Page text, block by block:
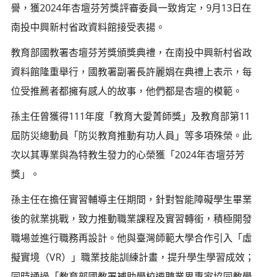
譽，獲2024年杏壇芬芳獎評審委員一致肯定，9月13日在
南投中興新村省政資料館接受表揚。
教育部國教署杏壇芬芳獎頒獎典禮，在南投中興新村省政
資料館隆重舉行，國教署副署長許麗娟在典禮上表示，每
位受推薦者都擁有感人的故事，他們都是杏壇的模範。
孫主任曾獲得111年度「教育大愛菁師獎」及教育部第11
屆防災總動員「防災教育推動有功人員」等多項殊榮。此
次以其專業與為特教生發力的心榮獲「2024年杏壇芬芳
獎」。
孫主任在擔任實習輔導主任期間，針對智能障礙學生畢業
後的就業挑戰，致力推動職業課程及實習轉銜，積極開發
職場並進行職務再設計。他與臺灣師範大學合作引入「虛
擬實境（VR）」職業技能訓練計畫，提升學生學習成效；